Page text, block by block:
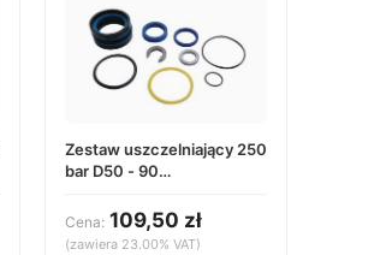
Zestaw uszczelniający 250
bar D50 - 90
Cena: 109,50 zł
(zawiera 23.00% VAT)